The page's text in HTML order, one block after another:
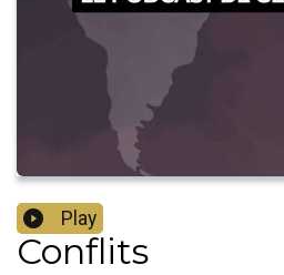
Play
Conflits